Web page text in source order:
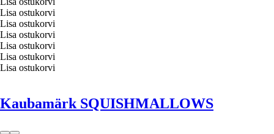
Lisa ostukorvi
Lisa ostukorvi
Lisa ostukorvi
Lisa ostukorvi
Lisa ostukorvi
Lisa ostukorvi
Kaubamärk SQUISHMALLOWS